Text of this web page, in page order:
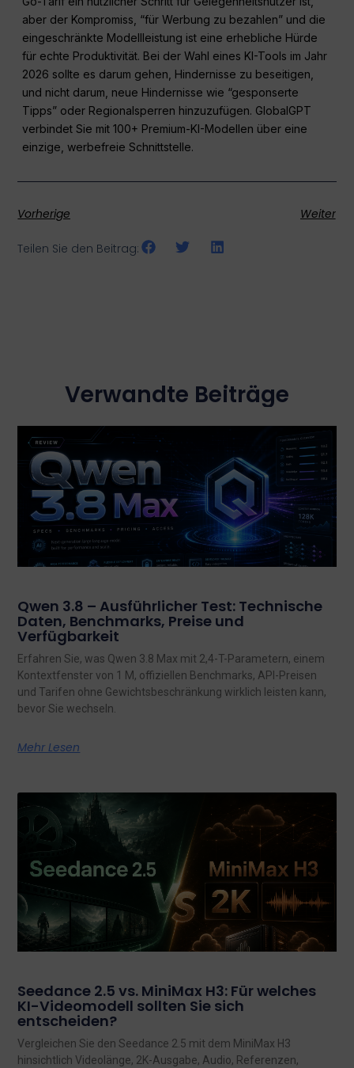
aber der Kompromiss, “für Werbung zu bezahlen” und die
eingeschränkte Modellleistung ist eine erhebliche Hürde
für echte Produktivität. Bei der Wahl eines KI-Tools im Jahr
2026 sollte es darum gehen, Hindernisse zu beseitigen,
und nicht darum, neue Hindernisse wie “gesponserte
Tipps” oder Regionalsperren hinzuzufügen. GlobalGPT
verbindet Sie mit 100+ Premium-KI-Modellen über eine
einzige, werbefreie Schnittstelle.
Vorherige Weiter
Teilen Sie den Beitrag:
Verwandte Beiträge
Qwen 3.8 – Ausführlicher Test: Technische
Daten, Benchmarks, Preise und
Verfügbarkeit
Erfahren Sie, was Qwen 3.8 Max mit 2,4-T-Parametern, einem
Kontextfenster von 1 M, offiziellen Benchmarks, API-Preisen
und Tarifen ohne Gewichtsbeschränkung wirklich leisten kann,
bevor Sie wechseln.
Mehr Lesen
Seedance 2.5 vs. MiniMax H3: Für welches
KI-Videomodell sollten Sie sich
entscheiden?
Vergleichen Sie den Seedance 2.5 mit dem MiniMax H3
hinsichtlich Videolänge, 2K-Ausgabe, Audio, Referenzen,